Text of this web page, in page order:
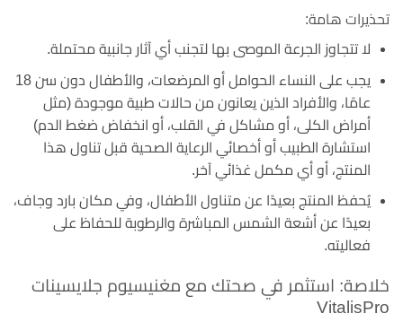
تحذيرات هامة:
لا تتجاوز الجرعة الموصى بها لتجنب أي آثار جانبية محتملة.
يجب على النساء الحوامل أو المرضعات، والأطفال دون سن 18
عامًا، والأفراد الذين يعانون من حالات طبية موجودة (مثل
أمراض الكلى، أو مشاكل في القلب، أو انخفاض ضغط الدم)
استشارة الطبيب أو أخصائي الرعاية الصحية قبل تناول هذا
المنتج، أو أي مكمل غذائي آخر.
يُحفظ المنتج بعيدًا عن متناول الأطفال، وفي مكان بارد وجاف،
بعيدًا عن أشعة الشمس المباشرة والرطوبة للحفاظ على
فعاليته.
خلاصة: استثمر في صحتك مع مغنيسيوم جلايسينات
VitalisPro